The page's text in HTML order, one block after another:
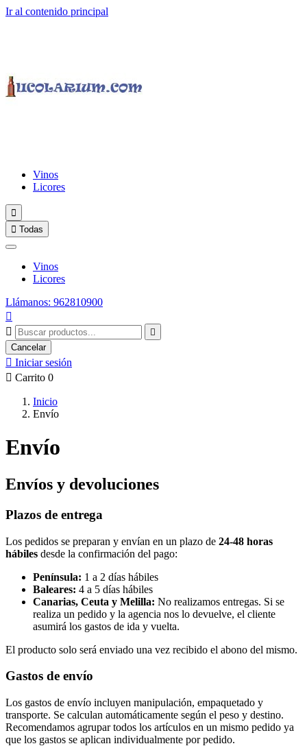
Ir al contenido principal
Vinos
Licores

 Todas
Vinos
Licores
Llámanos: 962810900



Cancelar
 Iniciar sesión
 Carrito 0
Inicio
Envío
Envío
Envíos y devoluciones
Plazos de entrega
Los pedidos se preparan y envían en un plazo de 24-48 horas
hábiles desde la confirmación del pago:
Península: 1 a 2 días hábiles
Baleares: 4 a 5 días hábiles
Canarias, Ceuta y Melilla: No realizamos entregas. Si se
realiza un pedido y la agencia nos lo devuelve, el cliente
asumirá los gastos de ida y vuelta.
El producto solo será enviado una vez recibido el abono del mismo.
Gastos de envío
Los gastos de envío incluyen manipulación, empaquetado y
transporte. Se calculan automáticamente según el peso y destino.
Recomendamos agrupar todos los artículos en un mismo pedido ya
que los gastos se aplican individualmente por pedido.